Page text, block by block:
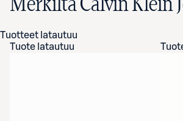
Merkiltä Calvin Klein
Tuotteet latautuu
Tuote latautuu